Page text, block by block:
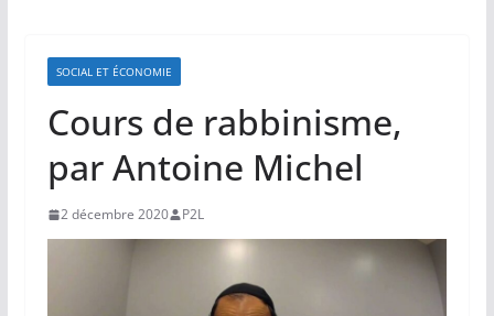
SOCIAL ET ÉCONOMIE
Cours de rabbinisme,
par Antoine Michel
2 décembre 2020 P2L